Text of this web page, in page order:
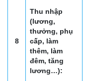
8
Thu nhập
(lương,
thưởng, phụ
cấp, làm
thêm, làm
đêm, tăng
lương…):